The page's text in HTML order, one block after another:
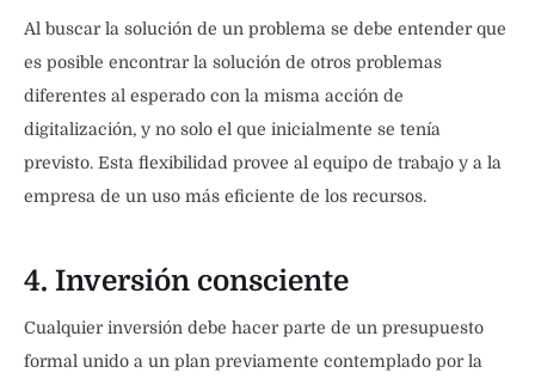
Al buscar la solución de un problema se debe entender que
es posible encontrar la solución de otros problemas
diferentes al esperado con la misma acción de
digitalización, y no solo el que inicialmente se tenía
previsto. Esta flexibilidad provee al equipo de trabajo y a la
empresa de un uso más eficiente de los recursos.
4. Inversión consciente
Cualquier inversión debe hacer parte de un presupuesto
formal unido a un plan previamente contemplado por la